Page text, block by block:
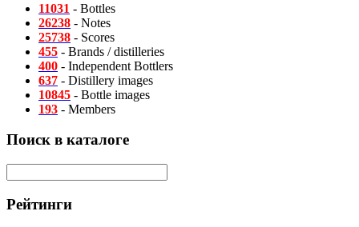
11031 - Bottles
26238 - Notes
25738 - Scores
455 - Brands / distilleries
400 - Independent Bottlers
637 - Distillery images
10845 - Bottle images
193 - Members
Поиск в каталоге
Рейтинги